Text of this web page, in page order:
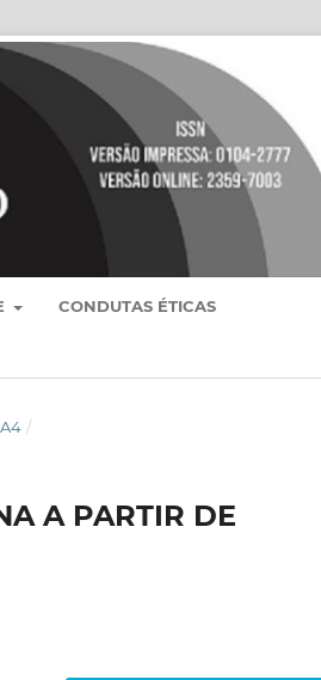
CONDUTAS ÉTICAS
/
A PARTIR DE